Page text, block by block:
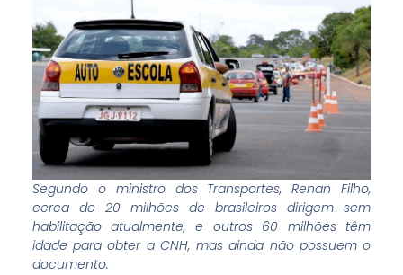
Segundo o ministro dos Transportes, Renan Filho,
cerca de 20 milhões de brasileiros dirigem sem
habilitação atualmente, e outros 60 milhões têm
idade para obter a CNH, mas ainda não possuem o
documento.